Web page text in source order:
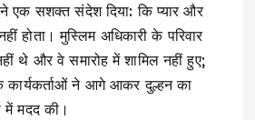
ने एक सशक्त संदेश दिया: कि प्यार और
होता। मुस्लिम अधिकारी के परिवार
थे और वे समारोह में शामिल नहीं हुए;
ने आगे आकर दुल्हन का
में मदद की।